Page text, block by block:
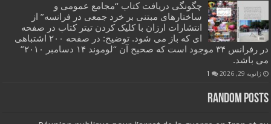
چگونگی دریافت کتاب “مجامع عمومی و
ساختارهای مبتنی بر خرد جمعی در فرانسه” از
انتشارات ارزان با کلیک کردن تیتر کتاب در صفحه
ای که باز می شود. توضیح: در صفحه ۲۰۰ اشتباهی
در رفرانس ۳۴ موجود است که صحیح آن “لوموند ۱۴ دسامبر ۲۰۱۰”
می باشد.
ژانویه 29, 2026 1
Random Posts